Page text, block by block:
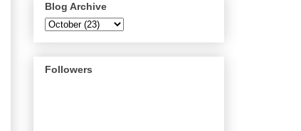
Blog Archive
Followers